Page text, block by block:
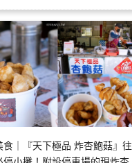
食｜『天下極品 炸杏鮑菇』往